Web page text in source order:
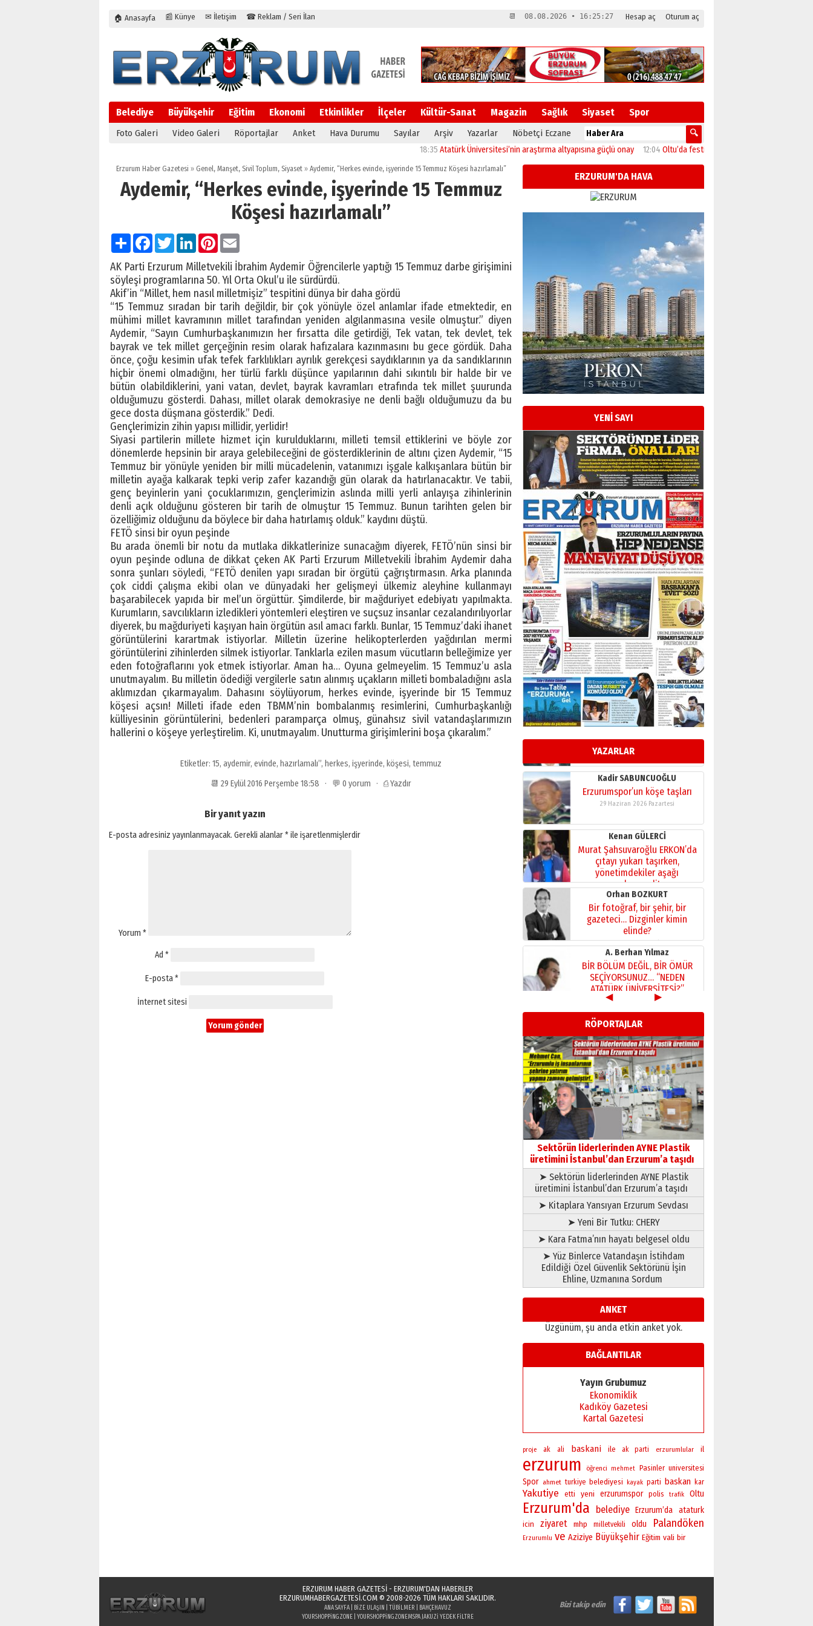
🏠 Anasayfa 📰 Künye ✉ İletişim ☎ Reklam / Seri İlan Hesap aç Oturum aç
📆 08.08.2026 • 16:25:28
Belediye Büyükşehir Eğitim Ekonomi Etkinlikler İlçeler Kültür-Sanat Magazin Sağlık Siyaset Spor
Foto Galeri Video Galeri Röportajlar Anket Hava Durumu Sayılar Arşiv Yazarlar Nöbetçi Eczane
Atatürk Üniversitesi’nin araştırma altyapısına güçlü onay 12:04 Oltu’da festival coşkusu konserle zirveye ulaştı
Erzurum Haber Gazetesi » Genel, Manşet, Sivil Toplum, Siyaset »Aydemir, “Herkes evinde, işyerinde 15 Temmuz Köşesi hazırlamalı”
Aydemir, “Herkes evinde, işyerinde 15 Temmuz
Köşesi hazırlamalı”
PaylaşFacebook
TwitterLinkedInPinterest
AK Parti Erzurum Milletvekili İbrahim Aydemir Öğrencilerle yaptığı 15 Temmuz darbe girişimini
söyleşi programlarına 50. Yıl Orta Okul’u ile sürdürdü.
Akif’in “Millet, hem nasıl milletmişiz” tespitini dünya bir daha gördü
“15 Temmuz sıradan bir tarih değildir, bir çok yönüyle özel anlamlar ifade etmektedir, en
mühimi millet kavramının millet tarafından yeniden algılanmasına vesile olmuştur.” diyen
Aydemir, “Sayın Cumhurbaşkanımızın her fırsatta dile getirdiği, Tek vatan, tek devlet, tek
bayrak ve tek millet gerçeğinin resim olarak hafızalara kazınmasını bu gece gördük. Daha
önce, çoğu kesimin ufak tefek farklılıkları ayrılık gerekçesi saydıklarının ya da sandıklarının
hiçbir önemi olmadığını, her türlü farklı düşünce yapılarının dahi sıkıntılı bir halde bir ve
bütün olabildiklerini, yani vatan, devlet, bayrak kavramları etrafında tek millet şuurunda
olduğumuzu gösterdi. Dahası, millet olarak demokrasiye ne denli bağlı olduğumuzu da bu
gece dosta düşmana gösterdik.” Dedi.
Gençlerimizin zihin yapısı millidir, yerlidir!
Siyasi partilerin millete hizmet için kurulduklarını, milleti temsil ettiklerini ve böyle zor
dönemlerde hepsinin bir araya gelebileceğini de gösterdiklerinin de altını çizen Aydemir, “15
Temmuz bir yönüyle yeniden bir milli mücadelenin, vatanımızı işgale kalkışanlara bütün bir
milletin ayağa kalkarak tepki verip zafer kazandığı gün olarak da hatırlanacaktır. Ve tabii,
genç beyinlerin yani çocuklarımızın, gençlerimizin aslında milli yerli anlayışa zihinlerinin
denli açık olduğunu gösteren bir tarih de olmuştur 15 Temmuz. Bunun tarihten gelen bir
özelliğimiz olduğunu da böylece bir daha hatırlamış olduk.” kaydını düştü.
FETÖ sinsi bir oyun peşinde
Bu arada önemli bir notu da mutlaka dikkatlerinize sunacağım diyerek, FETÖ’nün sinsi bir
oyun peşinde odluna de dikkat çeken AK Parti Erzurum Milletvekili İbrahim Aydemir daha
sonra şunları söyledi, “FETÖ denilen yapı sıradan bir örgütü çağrıştırmasın. Arka planında
çok ciddi çalışma ekibi olan ve dünyadaki her gelişmeyi ülkemiz aleyhine kullanmayı
başarabilecek yapıda bir mel’un örgüttür. Şimdilerde, bir mağduriyet edebiyatı yapılmakta.
Kurumların, savcılıkların izledikleri yöntemleri eleştiren ve suçsuz insanlar cezalandırılıyorlar
diyerek, bu mağduriyeti kaşıyan hain örgütün asıl amacı farklı. Bunlar, 15 Temmuz’daki ihanet
görüntülerini karartmak istiyorlar. Milletin üzerine helikopterlerden yağdırılan mermi
görüntülerini zihinlerden silmek istiyorlar. Tanklarla ezilen masum vücutların belleğimize yer
eden fotoğraflarını yok etmek istiyorlar. Aman ha… Oyuna gelmeyelim. 15 Temmuz’u asla
unutmayalım. Bu milletin ödediği vergilerle satın alınmış uçakların milleti bombaladığını asla
aklımızdan çıkarmayalım. Dahasını söylüyorum, herkes evinde, işyerinde bir 15 Temmuz
köşesi açsın! Milleti ifade eden TBMM’nin bombalanmış resimlerini, Cumhurbaşkanlığı
külliyesinin görüntülerini, bedenleri paramparça olmuş, günahsız sivil vatandaşlarımızın
hallerini o köşeye yerleştirelim. Ki, unutmayalım. Unutturma girişimlerini boşa çıkaralım.”
Etiketler: 15, aydemir, evinde, hazırlamalı”, herkes, işyerinde, köşesi, temmuz
📆 29 Eylül 2016 Perşembe 18:58 · 💬 0 yorum · ⎙ Yazdır
Bir yanıt yazın
E-posta adresiniz yayınlanmayacak. Gerekli alanlar*ile işaretlenmişlerdir
Yorum *
Ad *
E-posta*
İnternet sitesi
ERZURUM'DA HAVA
YENİ SAYI
YAZARLAR
Esat BİNDESEN
Başkan Sekmen’den Erzurum’a
bir vizyon proje daha!
02 Ağustos 2026 Pazar
Kadir SABUNCUOĞLU
Erzurumspor’un köşe taşları
29 Haziran 2026 Pazartesi
Kenan GÜLERCİ
Murat Şahsuvaroğlu ERKON’da
çıtayı yukarı taşırken,
yönetimdekiler aşağı
çekmemeli!
17 Şubat 2026 SalıOrhan BOZKURT
Bir fotoğraf, bir şehir, bir
gazeteci… Dizginler kimin
elinde?
31 Mart 2026 Salı
A. Berhan Yılmaz
BİR BÖLÜM DEĞİL, BİR ÖMÜR
SEÇİYORSUNUZ… “NEDEN
ATATÜRK ÜNİVERSİTESİ?”
28 Temmuz 2026 Salı
Ahmet Gökhan YAZICI
Ahmed Yesevi’den bir
Alperen… ”Reisimiz” idi…
Hakka yürüdü.!
26 Mart 2026 Perşembe
Cem Bakırcı
Ardında bıraktığı hatıralarıyla
gönül adamı Faruk Terzioğlu!
13 Mayıs 2026 Çarşamba
Esat BİNDESEN
Başkan Sekmen’den Erzurum’a
bir vizyon proje daha!
02 Ağustos 2026 Pazar
Kadir SABUNCUOĞLU
Erzurumspor’un köşe taşları
29 Haziran 2026 Pazartesi
Kenan GÜLERCİ
Murat Şahsuvaroğlu ERKON’da
çıtayı yukarı taşırken,
yönetimdekiler aşağı
çekmemeli!
17 Şubat 2026 SalıOrhan BOZKURT
Bir fotoğraf, bir şehir, bir
gazeteci… Dizginler kimin
elinde?
31 Mart 2026 Salı
A. Berhan Yılmaz
BİR BÖLÜM DEĞİL, BİR ÖMÜR
SEÇİYORSUNUZ… “NEDEN
ATATÜRK ÜNİVERSİTESİ?”
28 Temmuz 2026 Salı
Ahmet Gökhan YAZICI
Ahmed Yesevi’den bir
Alperen… ”Reisimiz” idi…
Hakka yürüdü.!
26 Mart 2026 Perşembe
Cem Bakırcı
Ardında bıraktığı hatıralarıyla
gönül adamı Faruk Terzioğlu!
13 Mayıs 2026 Çarşamba
Esat BİNDESEN
Başkan Sekmen’den Erzurum’a
bir vizyon proje daha!
02 Ağustos 2026 Pazar
◀ ▶
RÖPORTAJLAR
Sektörün liderlerinden AYNE Plastik
üretimini İstanbul’dan Erzurum’a taşıdı
➤ Sektörün liderlerinden AYNE Plastik
üretimini İstanbul’dan Erzurum’a taşıdı
➤ Kitaplara Yansıyan Erzurum Sevdası
➤ Yeni Bir Tutku: CHERY
➤ Kara Fatma’nın hayatı belgesel oldu
➤ Yüz Binlerce Vatandaşın İstihdam
Edildiği Özel Güvenlik Sektörünü İşin
Ehline, Uzmanına Sordum
ANKET
Üzgünüm, şu anda etkin anket yok.
BAĞLANTILAR
Yayın Grubumuz
Ekonomiklik
Kadıköy Gazetesi
Kartal Gazetesi
proje ak ali baskani ile ak parti erzurumlular il
erzurum öğrenci mehmet Pasinler universitesi
Spor ahmet turkiye belediyesi kayak parti baskan kar
Yakutiye etti yeni erzurumspor polis trafik Oltu
Erzurum'da belediye Erzurum’da ataturk
icin ziyaret mhp milletvekili oldu Palandöken
Erzurumlu ve Aziziye Büyükşehir Eğitim vali bir
ERZURUM HABER GAZETESİ - ERZURUM'DAN HABERLER
ERZURUMHABERGAZETESI.COM© 2008-2026 TÜM HAKLARI SAKLIDIR.
ANA SAYFA| BIZE ULAŞIN TÜBILMER
BAHÇEHAVUZ
YOURSHOPPINGZONE| YOURSHOPPINGZONEMSPA JAKUZI YEDEK FILTRE
Bizi takip edin